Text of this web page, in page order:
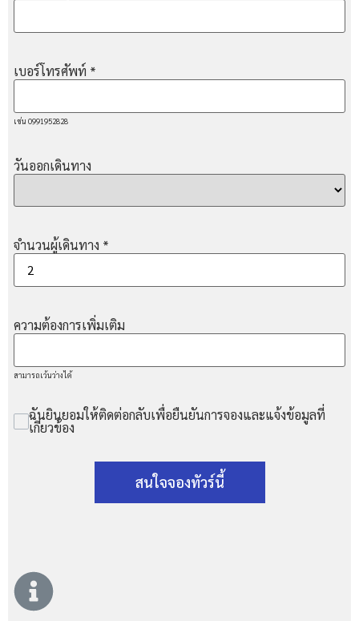
เบอร์โทรศัพท์ *
เช่น 0991952828
วันออกเดินทาง
จำนวนผู้เดินทาง *
ความต้องการเพิ่มเติม
สามารถเว้นว่างได้
ฉันยินยอมให้ติดต่อกลับเพื่อยืนยันการจองและแจ้งข้อมูลที่
เกี่ยวข้อง
สนใจจองทัวร์นี้